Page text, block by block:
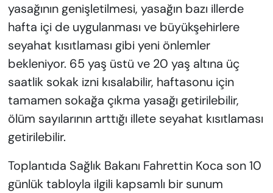
yasağının genişletilmesi, yasağın bazı illerde
hafta içi de uygulanması ve büyükşehirlere
seyahat kısıtlaması gibi yeni önlemler
bekleniyor. 65 yaş üstü ve 20 yaş altına üç
saatlik sokak izni kısalabilir, haftasonu için
tamamen sokağa çıkma yasağı getirilebilir,
ölüm sayılarının arttığı illete seyahat kısıtlaması
getirilebilir.
Toplantıda Sağlık Bakanı Fahrettin Koca son 10
günlük tabloyla ilgili kapsamlı bir sunum
SİYASET
VAN VE DİYARBAKIR HABERLERİ